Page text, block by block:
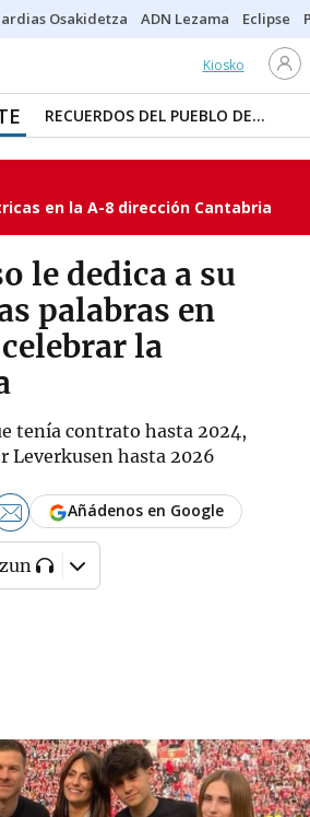
Osakidetza ADN Lezama Eclipse
Kiosko
RECUERDOS DEL PUEBLO DE...
en la A-8 dirección Cantabria
le dedica a su
palabras en
la
tenía contrato hasta 2024,
Leverkusen hasta 2026
Añádenos en Google